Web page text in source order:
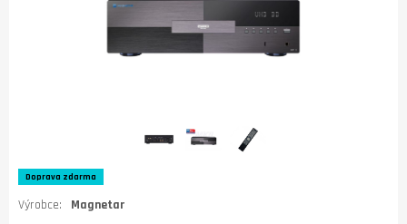
Doprava zdarma
Výrobce: Magnetar